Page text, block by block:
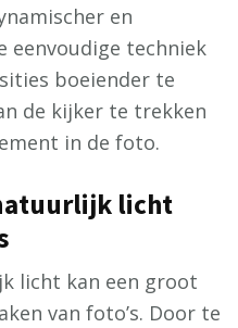
en
eenvoudige techniek
boeiender te
de kijker te trekken
in de foto.
licht
licht kan een groot
van foto’s. Door te